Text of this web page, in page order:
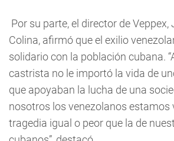
Por su parte, el director de
Colina, afirmó que el exilio
solidario con la población cubana.
castrista no le importó la vida de
que apoyaban la lucha de una
nosotros los venezolanos estamos
tragedia igual o peor que la de